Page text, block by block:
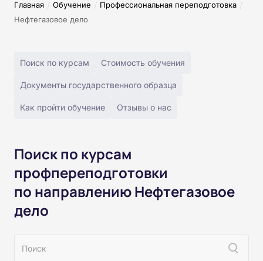
Главная / Обучение / Профессиональная переподготовка /
Нефтегазовое дело
Поиск по курсам Стоимость обучения
Документы государственного образца
Как пройти обучение Отзывы о нас
Поиск по курсам
профпереподготовки
по направлению Нефтегазовое
дело